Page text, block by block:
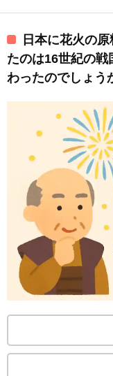
日本に花火の
たのは16世紀の
わったのでしょう